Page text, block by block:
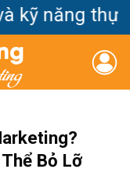
thực
Bỏ Lỡ